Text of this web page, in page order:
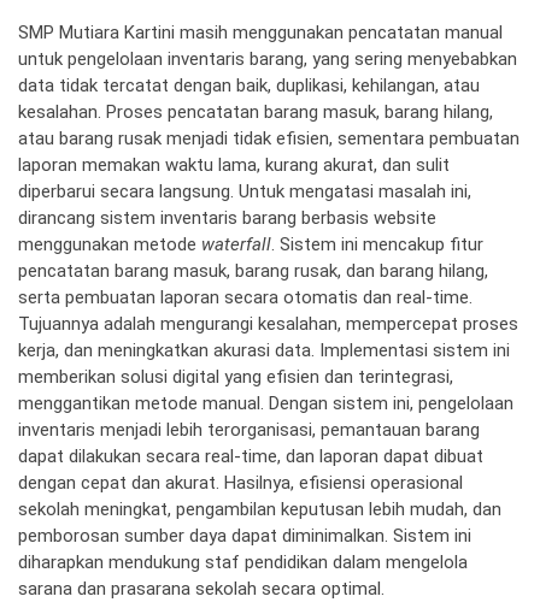
SMP Mutiara Kartini masih menggunakan pencatatan manual
untuk pengelolaan inventaris barang, yang sering menyebabkan
data tidak tercatat dengan baik, duplikasi, kehilangan, atau
kesalahan. Proses pencatatan barang masuk, barang hilang,
atau barang rusak menjadi tidak efisien, sementara pembuatan
laporan memakan waktu lama, kurang akurat, dan sulit
diperbarui secara langsung. Untuk mengatasi masalah ini,
dirancang sistem inventaris barang berbasis website
menggunakan metode waterfall. Sistem ini mencakup fitur
pencatatan barang masuk, barang rusak, dan barang hilang,
serta pembuatan laporan secara otomatis dan real-time.
Tujuannya adalah mengurangi kesalahan, mempercepat proses
kerja, dan meningkatkan akurasi data. Implementasi sistem ini
memberikan solusi digital yang efisien dan terintegrasi,
menggantikan metode manual. Dengan sistem ini, pengelolaan
inventaris menjadi lebih terorganisasi, pemantauan barang
dapat dilakukan secara real-time, dan laporan dapat dibuat
dengan cepat dan akurat. Hasilnya, efisiensi operasional
sekolah meningkat, pengambilan keputusan lebih mudah, dan
pemborosan sumber daya dapat diminimalkan. Sistem ini
diharapkan mendukung staf pendidikan dalam mengelola
sarana dan prasarana sekolah secara optimal.